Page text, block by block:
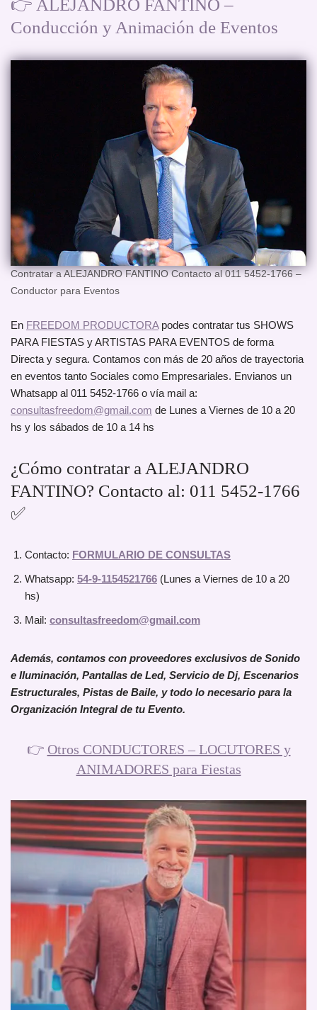
👉 ALEJANDRO FANTINO –
Conducción y Animación de Eventos
Contratar a ALEJANDRO FANTINO Contacto al 011 5452-1766 –
Conductor para Eventos
En FREEDOM PRODUCTORApodes contratar tus SHOWS
PARA FIESTAS y ARTISTAS PARA EVENTOS de forma
Directa y segura. Contamos con más de 20 años de trayectoria
en eventos tanto Sociales como Empresariales. Envianos un
Whatsapp al 011 5452-1766 o vía mail a:
consultasfreedom@gmail.com de Lunes a Viernes de 10 a 20
hs y los sábados de 10 a 14 hs
¿Cómo contratar a ALEJANDRO
FANTINO? Contacto al: 011 5452-1766
✅
Contacto: FORMULARIO DE CONSULTAS
Whatsapp: 54-9-1154521766 (Lunes a Viernes de 10 a 20
hs)
Mail: consultasfreedom@gmail.com
Además, contamos con proveedores exclusivos de Sonido
e Iluminación, Pantallas de Led, Servicio de Dj, Escenarios
Estructurales, Pistas de Baile, y todo lo necesario para la
Organización Integral de tu Evento.
👉 Otros CONDUCTORES – LOCUTORES y
ANIMADORES para Fiestas